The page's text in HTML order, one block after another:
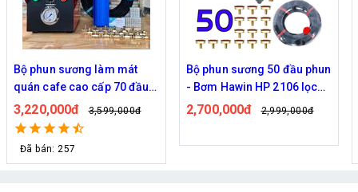
Bộ phun sương làm mát
quán cafe cao cấp 70 đầu
phun
3,220,000đ 3,599,000đ
Đã bán: 257
Bộ phun sương 50 đầu phun
- Bơm Hawin HP 2106 lọc
rác 50M dây
2,700,000đ 2,999,000đ